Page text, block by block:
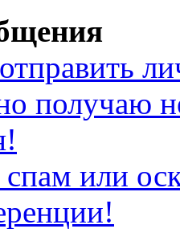
получаю
или